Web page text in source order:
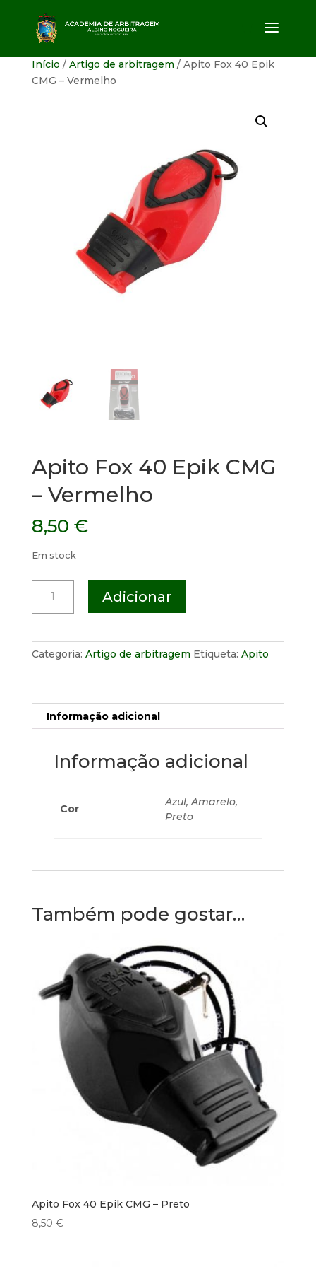
Início / Artigo de arbitragem / Apito Fox 40 Epik
CMG – Vermelho
Apito Fox 40 Epik CMG
– Vermelho
8,50 €
Em stock
40
-
Vermelho
Adicionar
Categoria: Artigo de arbitragem Etiqueta: Apito
Informação adicional
Informação adicional
Cor
Azul, Amarelo,
Preto
Também pode gostar…
Apito Fox 40 Epik CMG – Preto
8,50 €